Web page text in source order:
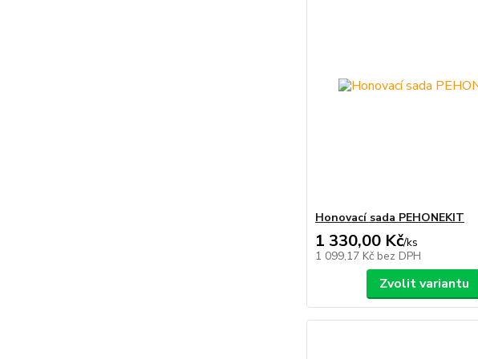
Honovací sada PEHONEKIT
1 330,00 Kč/ks
1 099,17 Kč bez DPH
Zvolit variantu